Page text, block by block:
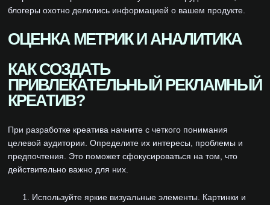
блогеры охотно делились информацией о вашем продукте.
ОЦЕНКА МЕТРИК И АНАЛИТИКА
КАК СОЗДАТЬ
ПРИВЛЕКАТЕЛЬНЫЙ РЕКЛАМНЫЙ
КРЕАТИВ?
При разработке креатива начните с четкого понимания
целевой аудитории. Определите их интересы, проблемы и
предпочтения. Это поможет сфокусироваться на том, что
действительно важно для них.
Используйте яркие визуальные элементы. Картинки и